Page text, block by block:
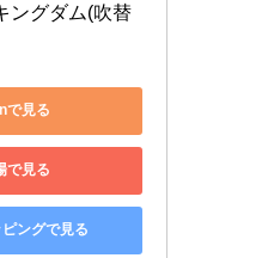
ングダム(吹替
で見る
で見る
ングで見る